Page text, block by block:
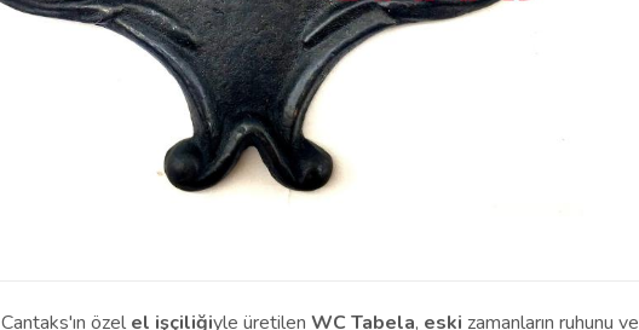
Cantaks'ın özel el işçiliğiyle üretilen WC Tabela, eski zamanların ruhunu ve